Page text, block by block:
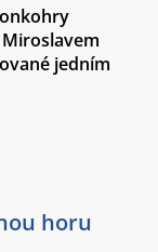
jedním
horu